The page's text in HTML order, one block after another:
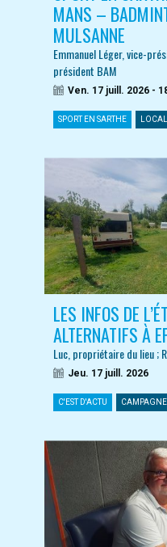
MANS –
MULSANNE
Emmanuel Léger, vice-
président BAM
Ven. 17 juill. 2026 -
SPORT EN SARTHE LOCAL
LES INFOS DE
ALTERNATIFS À
Luc, propriétaire du lieu ;
Jeu. 17 juill. 2026
C'EST D'ACTU CAMPAGNE